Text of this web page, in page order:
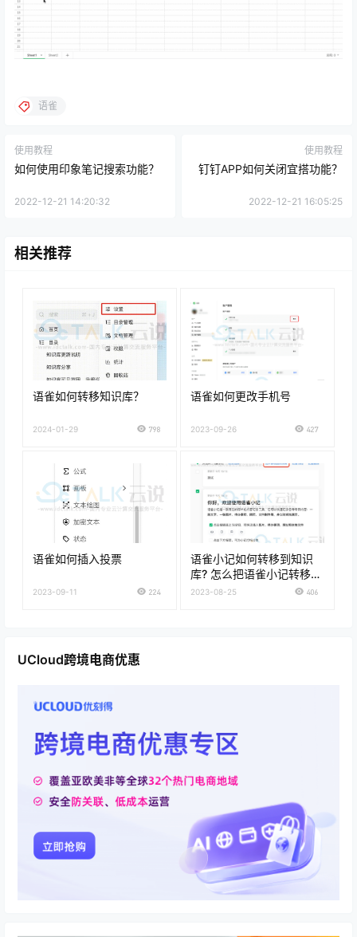
语雀
使用教程
如何使用印象笔记搜索功能？
2022-12-21 14:20:32
使用教程
钉钉APP如何关闭宜搭功能？
2022-12-21 16:05:25
相关推荐
语雀如何转移知识库？
2024-01-29 798
语雀如何更改手机号
2023-09-26 427
语雀如何插入投票
2023-09-11 224
语雀小记如何转移到知识
库? 怎么把语雀小记转移到
知识库
2023-08-25 406
UCloud跨境电商优惠